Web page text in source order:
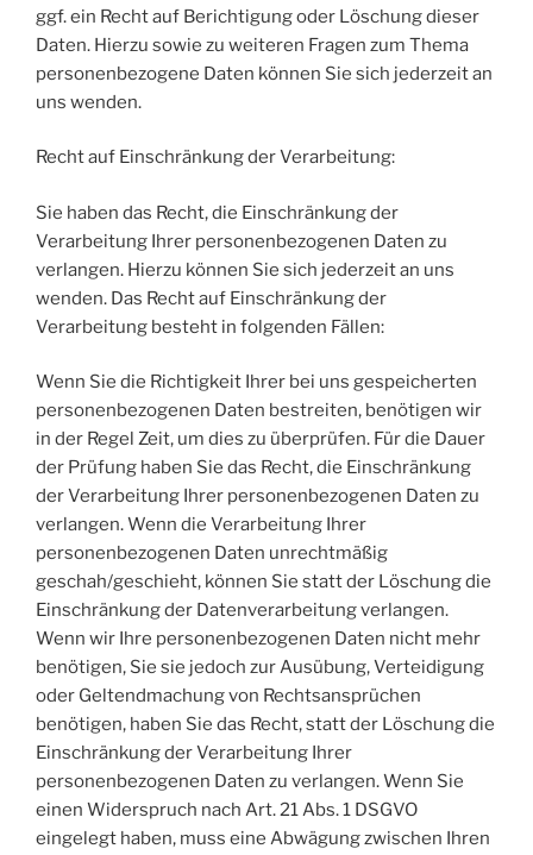
ggf. ein Recht auf Berichtigung oder Löschung dieser
Daten. Hierzu sowie zu weiteren Fragen zum Thema
personenbezogene Daten können Sie sich jederzeit an
uns wenden.
Recht auf Einschränkung der Verarbeitung:
Sie haben das Recht, die Einschränkung der
Verarbeitung Ihrer personenbezogenen Daten zu
verlangen. Hierzu können Sie sich jederzeit an uns
wenden. Das Recht auf Einschränkung der
Verarbeitung besteht in folgenden Fällen:
Wenn Sie die Richtigkeit Ihrer bei uns gespeicherten
personenbezogenen Daten bestreiten, benötigen wir
in der Regel Zeit, um dies zu überprüfen. Für die Dauer
der Prüfung haben Sie das Recht, die Einschränkung
der Verarbeitung Ihrer personenbezogenen Daten zu
verlangen. Wenn die Verarbeitung Ihrer
personenbezogenen Daten unrechtmäßig
geschah/geschieht, können Sie statt der Löschung die
Einschränkung der Datenverarbeitung verlangen.
Wenn wir Ihre personenbezogenen Daten nicht mehr
benötigen, Sie sie jedoch zur Ausübung, Verteidigung
oder Geltendmachung von Rechtsansprüchen
benötigen, haben Sie das Recht, statt der Löschung die
Einschränkung der Verarbeitung Ihrer
personenbezogenen Daten zu verlangen. Wenn Sie
einen Widerspruch nach Art. 21 Abs. 1 DSGVO
eingelegt haben, muss eine Abwägung zwischen Ihren